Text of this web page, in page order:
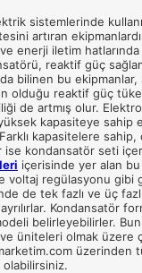
sistemlerinde
artıran
enerji iletim
reaktif güç
bilinen bu
olduğu reaktif güç
de artmış olur.
kapasiteye sahip
kapasitelere
ise kondansatör seti
içerisinde yer alan
voltaj regülasyonu gibi
de tek fazlı ve üç
Kondansatör
belirleyebilirler.
üniteleri olmak üzere
üzerinden